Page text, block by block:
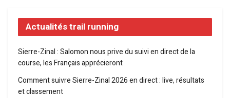
Actualités trail running
Sierre-Zinal : Salomon nous prive du suivi en direct de la
course, les Français apprécieront
Comment suivre Sierre-Zinal 2026 en direct : live, résultats
et classement